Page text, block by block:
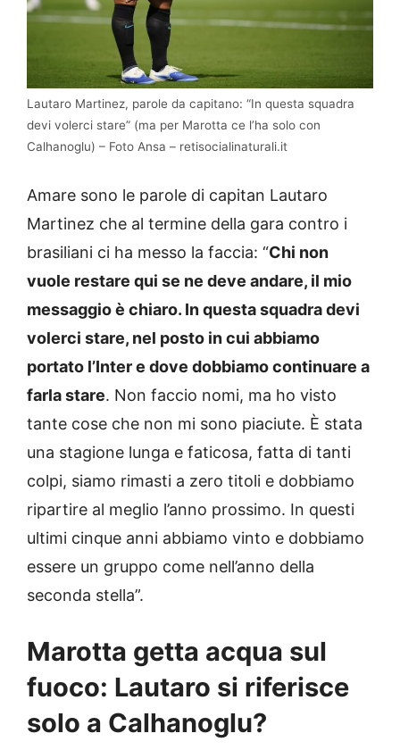
Lautaro Martinez, parole da capitano: “In questa squadra
devi volerci stare” (ma per Marotta ce l’ha solo con
Calhanoglu) – Foto Ansa – retisocialinaturali.it
Amare sono le parole di capitan Lautaro
Martinez che al termine della gara contro i
brasiliani ci ha messo la faccia: “Chi non
vuole restare qui se ne deve andare, il mio
messaggio è chiaro. In questa squadra devi
volerci stare, nel posto in cui abbiamo
portato l’Inter e dove dobbiamo continuare a
farla stare. Non faccio nomi, ma ho visto
tante cose che non mi sono piaciute. È stata
una stagione lunga e faticosa, fatta di tanti
colpi, siamo rimasti a zero titoli e dobbiamo
ripartire al meglio l’anno prossimo. In questi
ultimi cinque anni abbiamo vinto e dobbiamo
essere un gruppo come nell’anno della
seconda stella”.
Marotta getta acqua sul
fuoco: Lautaro si riferisce
solo a Calhanoglu?